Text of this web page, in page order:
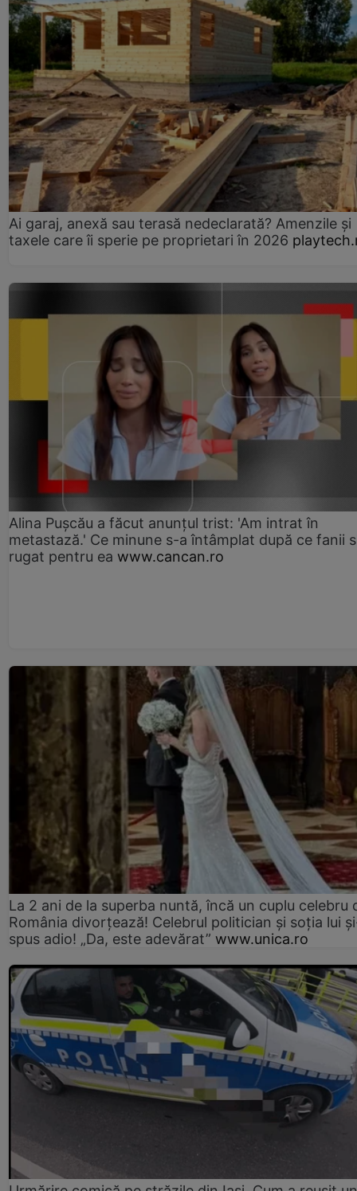
Ai garaj, anexă sau terasă nedeclarată? Amenzile și
taxele care îi sperie pe proprietari în 2026
Alina Pușcău a făcut anunțul trist: 'Am intrat în
metastază.' Ce minune s-a întâmplat după ce fanii
rugat pentru ea www.cancan.ro
La 2 ani de la superba nuntă, încă un cuplu celebru
România divorțează! Celebrul politician și soția lui
spus adio! „Da, este adevărat” www.unica.ro